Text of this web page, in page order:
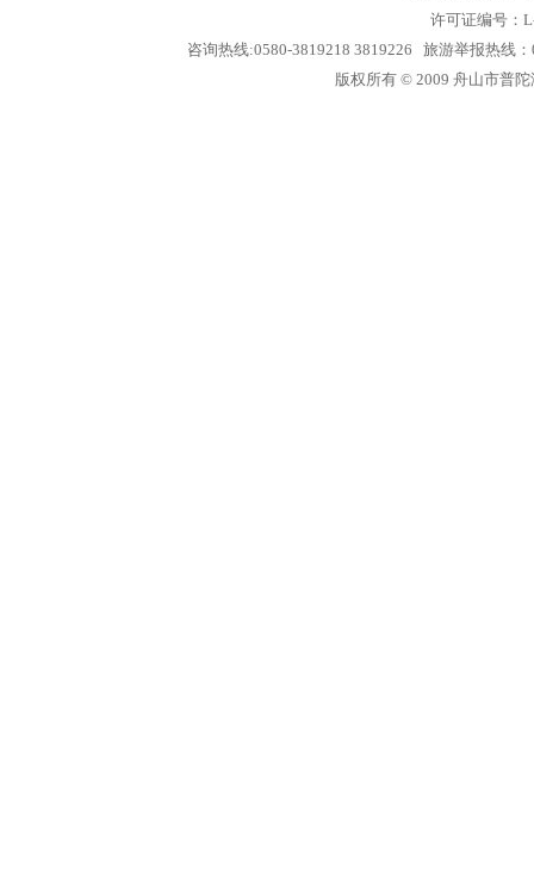
许可证编号：
咨询热线:0580-3819218 3819226 旅游举报热线
版权所有 © 2009 舟山市普